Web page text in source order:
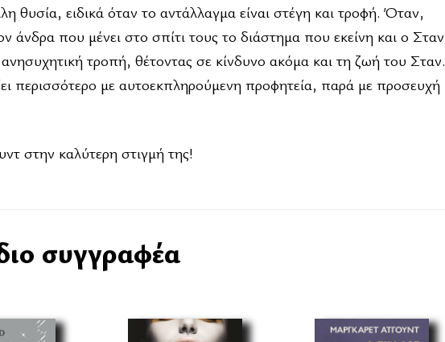
θυσία, ειδικά όταν το αντάλλαγμα είναι στέγη και τροφή. Όταν,
άνδρα που μένει στο σπίτι τους το διάστημα που εκείνη και ο Σταν
τροπή, θέτοντας σε κίνδυνο ακόμα και τη ζωή του Σταν.
περισσότερο με αυτοεκπληρούμενη προφητεία, παρά με προσευχή
στην καλύτερη στιγμή της!
συγγραφέα